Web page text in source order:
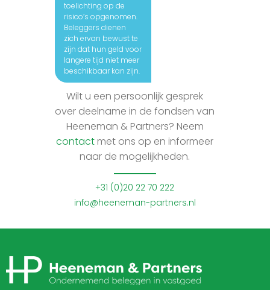
toelichting op de
risico’s opgenomen.
Beleggers dienen
zich ervan bewust te
zijn dat hun geld voor
langere tijd niet meer
beschikbaar kan zijn.
Wilt u een persoonlijk gesprek
over deelname in de fondsen van
Heeneman & Partners? Neem
contact met ons op en informeer
naar de mogelijkheden.
+31 (0)20 22 70 222
info@heeneman-partners.nl